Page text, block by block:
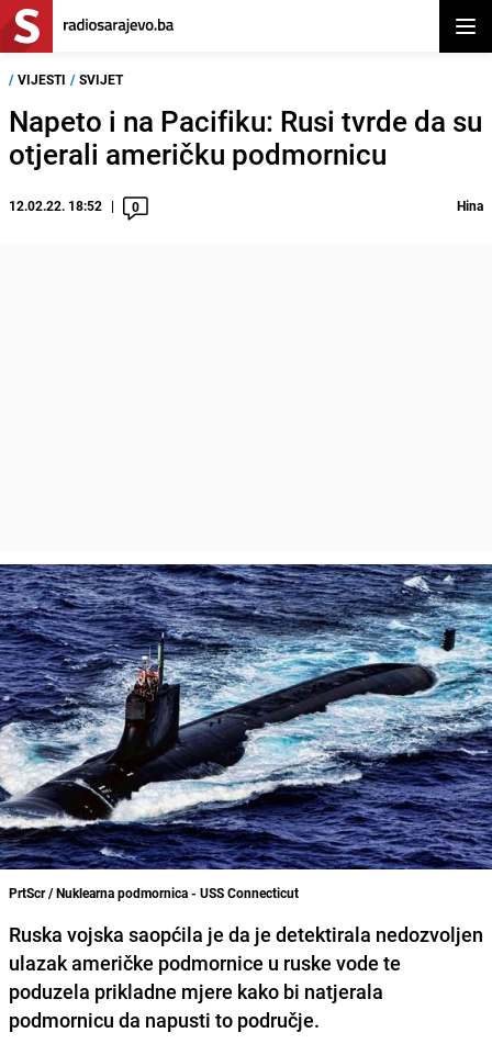
/ VIJESTI / SVIJET
Napeto i na Pacifiku: Rusi tvrde da su
otjerali američku podmornicu
12.02.22. 18:52 0 Hina
PrtScr / Nuklearna podmornica - USS Connecticut
Ruska vojska saopćila je da je detektirala nedozvoljen
ulazak američke podmornice u ruske vode te
poduzela prikladne mjere kako bi natjerala
podmornicu da napusti to područje.